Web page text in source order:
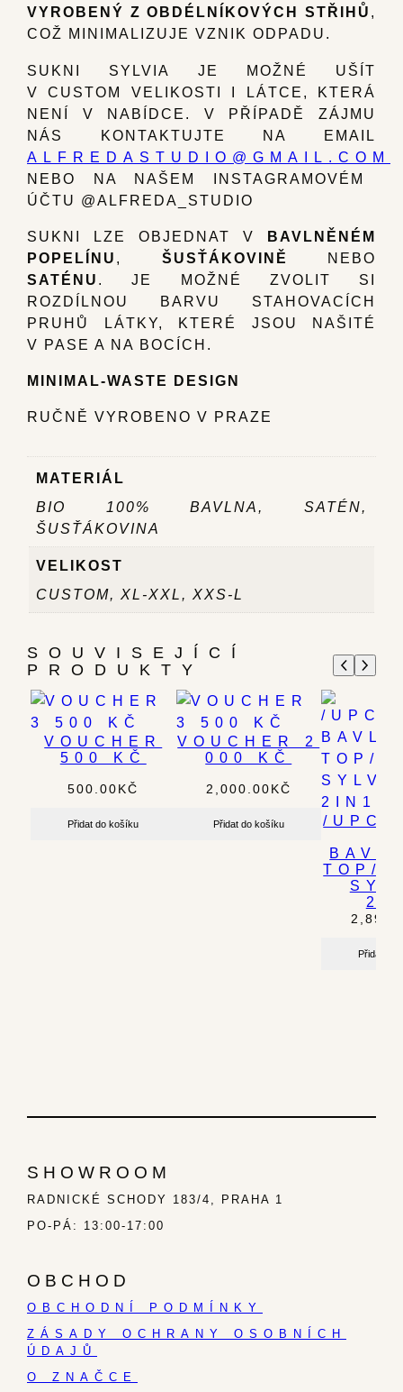
VYROBENÝ Z OBDÉLNÍKOVÝCH STŘIHŮ ,
COŽ MINIMALIZUJE VZNIK ODPADU.
SUKNI SYLVIA JE MOŽNÉ UŠÍT
V CUSTOM VELIKOSTI I LÁTCE, KTERÁ
NENÍ V NABÍDCE. V PŘÍPADĚ ZÁJMU
NÁS KONTAKTUJTE NA EMAIL
ALFREDASTUDIO@GMAIL.COM
NEBO NA NAŠEM INSTAGRAMOVÉM
ÚČTU @ALFREDA_STUDIO
SUKNI LZE OBJEDNAT V BAVLNĚNÉM
POPELÍNU , ŠUSŤÁKOVINĚ
NEBO
SATÉNU . JE MOŽNÉ ZVOLIT SI
ROZDÍLNOU BARVU STAHOVACÍCH
PRUHŮ LÁTKY, KTERÉ JSOU NAŠITÉ
V PASE A NA BOCÍCH.
MINIMAL-WASTE DESIGN
RUČNĚ VYROBENO V PRAZE
MATERIÁL
BIO 100% BAVLNA, SATÉN,
ŠUSŤÁKOVINA
VELIKOST
CUSTOM, XL-XXL, XXS-L
SOUVISEJÍCÍ
PRODUKTY
VOUCHER
500 KČ
500.00KČ
Přidat do košíku
VOUCHER 2
000 KČ
2,000.00KČ
Přidat do košíku
/
TOP/
Přidat do
SHOWROOM
RADNICKÉ SCHODY 183/4, PRAHA 1
PO-PÁ: 13:00-17:00
OBCHOD
OBCHODNÍ PODMÍNKY
ZÁSADY OCHRANY OSOBNÍCH
ÚDAJŮ
O ZNAČCE